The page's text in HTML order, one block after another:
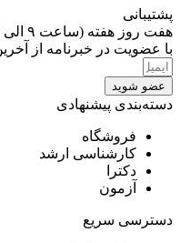
پشتیبانی
هفت روز هفته (ساعت ۹ الی ۱۷) 8-66975561-021
با عضویت در خبرنامه از
عضو شوید
دسته‌بندی پیشنهادی
فروشگاه
کارشناسی ارشد
دکترا
آزمون
دسترسی سریع